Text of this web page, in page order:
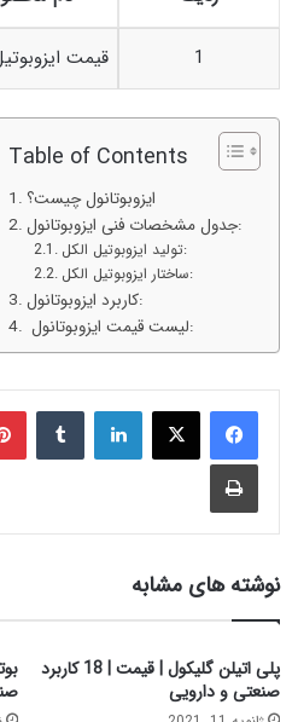
1 قیمت
Table of Contents
ایزوبوتانول چیست؟
جدول مشخصات فنی ایزوبوتانول:
تولید ایزوبوتیل الکل:
ساختار ایزوبوتیل الکل:
کاربرد ایزوبوتانول:
لیست قیمت ایزوبوتانول:
نوشته های مشابه
پلی اتیلن گلیکول | قیمت | 18 کاربرد
صنعتی و دارویی